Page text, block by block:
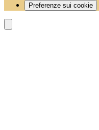
Preferenze sui cookie